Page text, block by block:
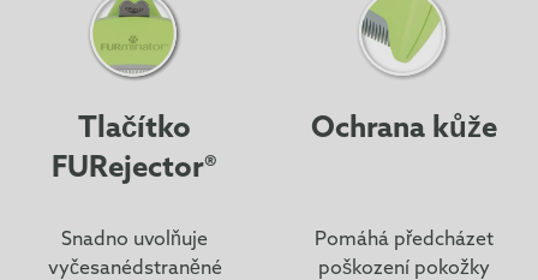
Tlačítko
FURejector®
Snadno uvolňuje
vyčesanédstraněné
Ochrana kůže
Pomáhá předcházet
poškození pokožky